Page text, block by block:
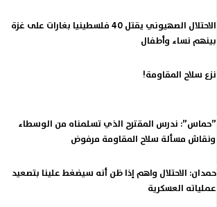
الاحتلال الصهيوني يقتل 40 فلسطينيا بغارات على غزة
بينهم نساء وأطفال
نزع سلاح المقاومة!
”حماس”: ندرس المقترح الذي تسلمناه من الوسطاء
ونقاش مسألة سلاح المقاومة مرفوض
حمدان: الاحتلال واهم إذا ظن أنه سيضغط علينا بتصعيد
عملياته العسكرية